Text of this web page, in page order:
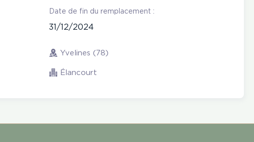
Date de fin du remplacement :
31/12/2024
Yvelines (78)
Élancourt